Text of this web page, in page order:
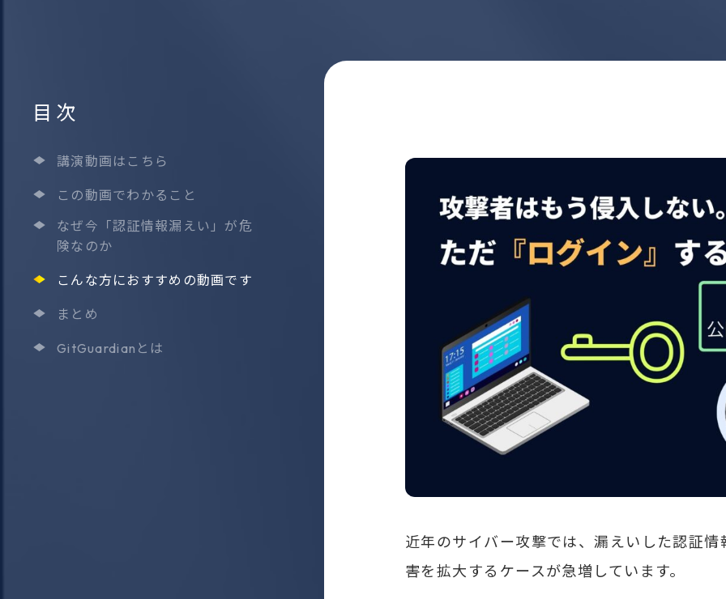
目次
講演動画はこちら
この動画でわかること
なぜ今「認証情報漏えい」が危
険なのか
こんな方におすすめの動画です
まとめ
GitGuardianとは
近年のサイバー攻撃では、漏えいした認証
害を拡大するケースが急増しています。